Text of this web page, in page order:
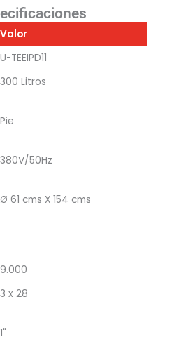
Valor
U-TEEIPD11
300 Litros
Pie
380V/50Hz
Ø 61 cms X 154 cms
9.000
3 x 28
1"